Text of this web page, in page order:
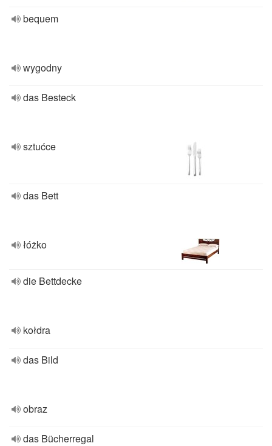
bequem
wygodny
das Besteck
sztućce
das Bett
łóżko
die Bettdecke
kołdra
das Bild
obraz
das Bücherregal